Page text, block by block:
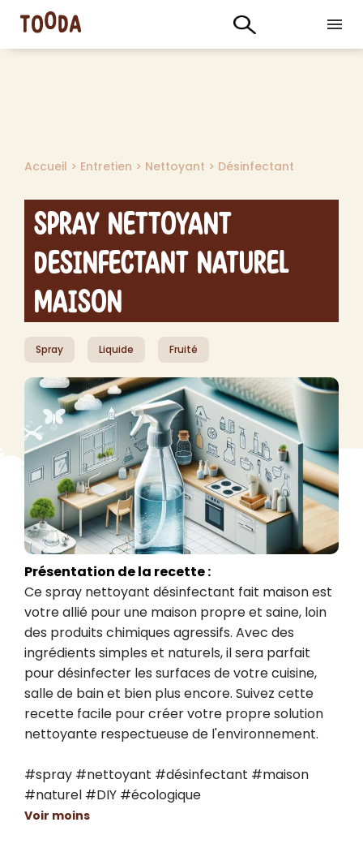
Accueil > Entretien > Nettoyant > Désinfectant
Spray Nettoyant
Desinfectant Naturel
Maison
Spray Liquide Fruité
Présentation de la recette :
Ce spray nettoyant désinfectant fait maison est
votre allié pour une maison propre et saine, loin
des produits chimiques agressifs. Avec des
ingrédients simples et naturels, il sera parfait
pour désinfecter les surfaces de votre cuisine,
salle de bain et bien plus encore. Suivez cette
recette facile pour créer votre propre solution
nettoyante respectueuse de l'environnement.
#spray #nettoyant #désinfectant #maison
#naturel #DIY #écologique
Voir moins